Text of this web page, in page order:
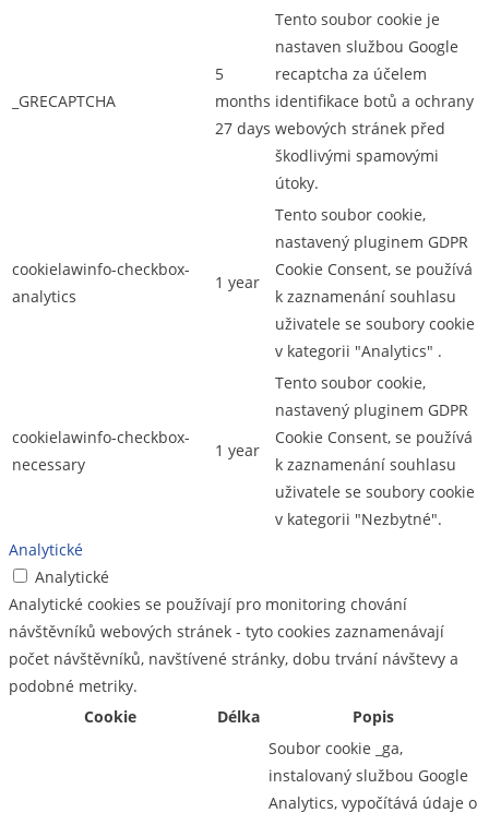
_GRECAPTCHA
5
months
27 days
Tento soubor cookie je
nastaven službou Google
recaptcha za účelem
identifikace botů a ochrany
webových stránek před
škodlivými spamovými
útoky.
cookielawinfo-checkbox-
analytics
1 year
Tento soubor cookie,
nastavený pluginem GDPR
Cookie Consent, se používá
k zaznamenání souhlasu
uživatele se soubory cookie
v kategorii "Analytics" .
cookielawinfo-checkbox-
necessary
1 year
Tento soubor cookie,
nastavený pluginem GDPR
Cookie Consent, se používá
k zaznamenání souhlasu
uživatele se soubory cookie
v kategorii "Nezbytné".
Analytické
Analytické
Analytické cookies se používají pro monitoring chování
návštěvníků webových stránek - tyto cookies zaznamenávají
počet návštěvníků, navštívené stránky, dobu trvání návštevy a
podobné metriky.
Cookie
Délka Popis
Soubor cookie _ga,
instalovaný službou Google
Analytics, vypočítává údaje o